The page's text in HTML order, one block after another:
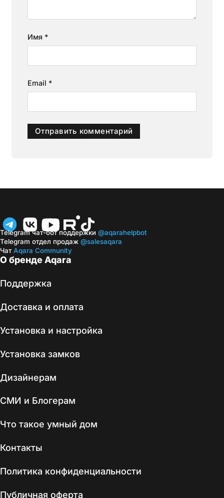
Имя *
Email *
О бренде Aqara
Поддержка
Доставка и оплата
Установка и настройка
Установка замков
Дизайнерам
СМИ и Блогерам
Что такое умный дом
Контакты
Политика конфиденциальности
Публичная оферта
Telegram чат-бот поддержки @aqarahelpbot
Telegram отдел продаж @salesaqara
ЧатAqara Community